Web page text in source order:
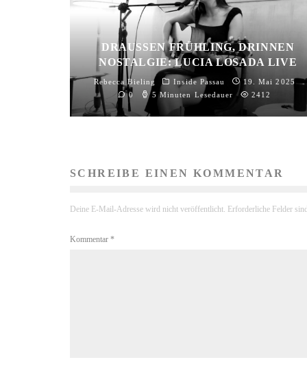
DRAUSSEN FRÜHLING, DRINNEN N
OSTALGIE: LUCIA LOSADA LIVE
Rebecca Bieling Inside Passau
19. Mai 2025
0
5 Minuten Lesedauer 2412
SCHREIBE EINEN KOMMENTAR
Deine E-Mail-Adresse wird nicht veröffentlicht. Erforderliche Felder
Kommentar *